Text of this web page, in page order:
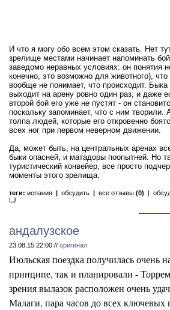
И что я могу обо всем этом сказать. Нет
зрелище местами начинает напоминать
заведомо неравных условиях: он понятия
конечно, это возможно для животного),
вообще не понимает, что происходит. Быка
выходит на арену ровно один раз, и даже
второй бой его уже не пустят - он
поскольку запоминает, что с ним творили.
толпа людей, которые его откровенно
всех ног при первом неверном движении.
Да, может быть, на центральных аренах
быки опасней, и матадоры поопытней. Но
туристический конвейер, все просто
моменты этого зрелища.
теги: испания | обсудить | все отзывы (0) |
LJ
андалузское
23.08.15 22:00 // оригинал
Июльская поездка получилась очень
принципе, так и планировали -
зрения вылазок расположен очень
Малаги, пара часов до всех ключевых